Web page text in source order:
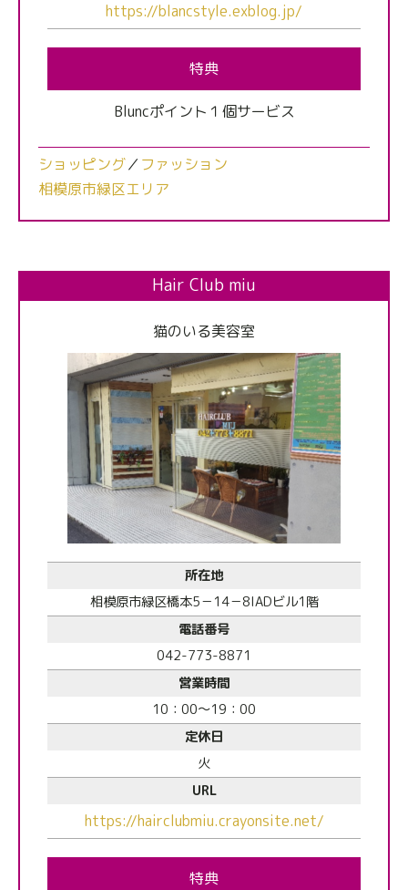
https://blancstyle.exblog.jp/
特典
Bluncポイント１個サービス
ショッピング／ ファッション
相模原市緑区エリア
Hair Club miu
猫のいる美容室
所在地
相模原市緑区橋本5－14－8IADビル1階
電話番号
042-773-8871
営業時間
10：00～19：00
定休日
火
URL
https://hairclubmiu.crayonsite.net/
特典